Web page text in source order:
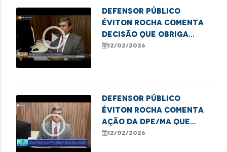
play_circle_outline
Defensor público
Éviton Rocha comenta
decisão que obriga
obras emergenciais no
12/02/2026
play_circle_outline
Defensor Público
Éviton Rocha comenta
ação da DPE/MA que
garante obras e
12/02/2026